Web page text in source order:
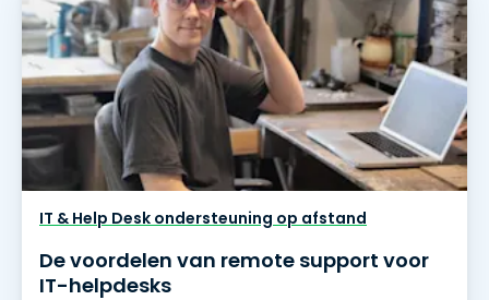
IT & Help Desk ondersteuning op afstand
De voordelen van remote support voor
IT-helpdesks